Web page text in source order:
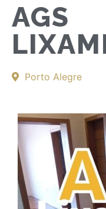
AGS
Porto Alegre